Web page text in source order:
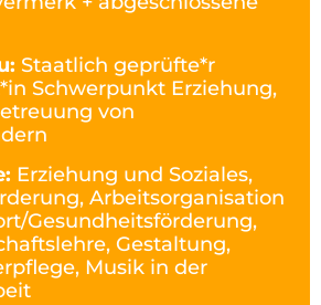
Staatlich geprüfte*r
Schwerpunkt Erziehung,
von
Erziehung und Soziales,
Arbeitsorganisation
Gesundheitsförderung,
Gestaltung,
Musik in der